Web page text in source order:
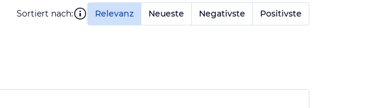
Sortiert nach: Relevanz Neueste Negativste Positivste